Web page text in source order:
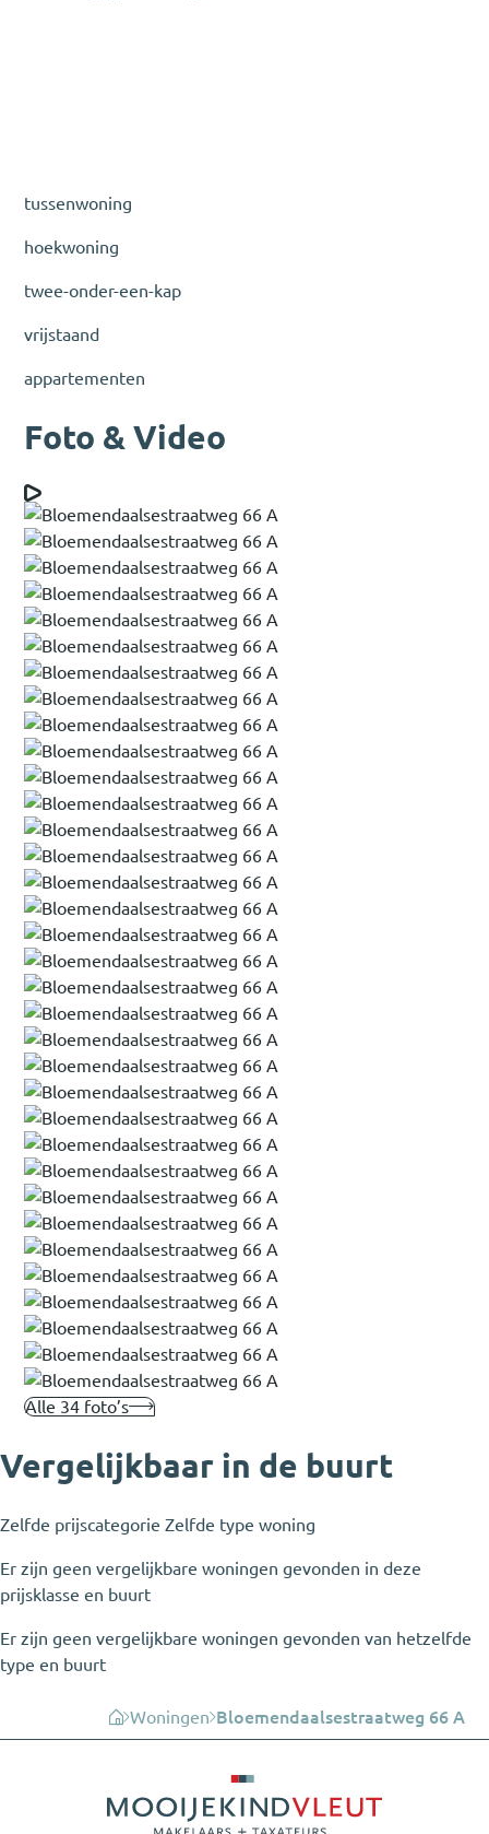
tussenwoning
hoekwoning
twee-onder-een-kap
vrijstaand
appartementen
Foto & Video
Alle 34 foto’s
Vergelijkbaar in de buurt
Zelfde prijscategorie Zelfde type woning
Er zijn geen vergelijkbare woningen gevonden in deze
prijsklasse en buurt
Er zijn geen vergelijkbare woningen gevonden van hetzelfde
type en buurt
Woningen Bloemendaalsestraatweg 66 A